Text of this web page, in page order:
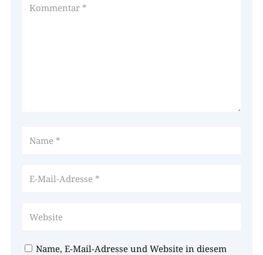
Name, E-Mail-Adresse und Website in diesem